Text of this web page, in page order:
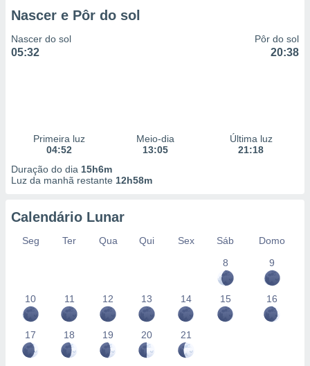
Nascer e Pôr do sol
Nascer do sol
05:32
Pôr do sol
20:38
Primeira luz
04:52
Meio-dia
13:05
Última luz
21:18
Duração do dia 15h6m
Luz da manhã restante 12h58m
Calendário Lunar
Seg Ter Qua Qui Sex Sáb
Domo
8
9
10 11 12 13 14 15 16
17 18 19 20 21